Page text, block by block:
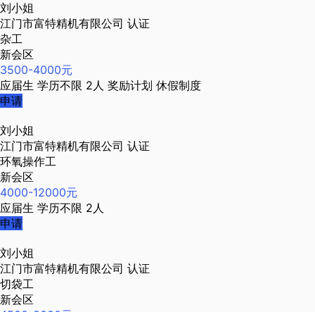
刘小姐
江门市富特精机有限公司 认证
杂工
新会区
3500-4000元
应届生 学历不限 2人 奖励计划 休假制度
申请
刘小姐
江门市富特精机有限公司 认证
环氧操作工
新会区
4000-12000元
应届生 学历不限 2人
申请
刘小姐
江门市富特精机有限公司 认证
切袋工
新会区